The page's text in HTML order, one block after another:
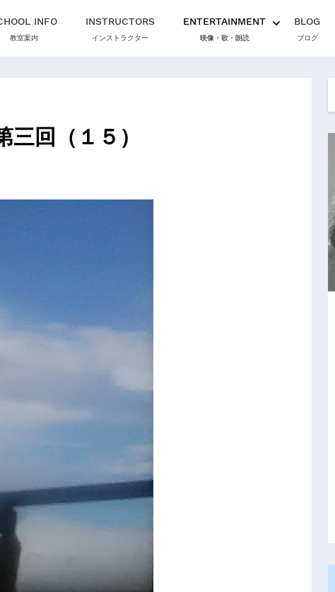
INFO
教室案内
INSTRUCTORS
インストラクター
ENTERTAINMENT
映像・歌・朗読
BLOG
ブログ
三回（１５）